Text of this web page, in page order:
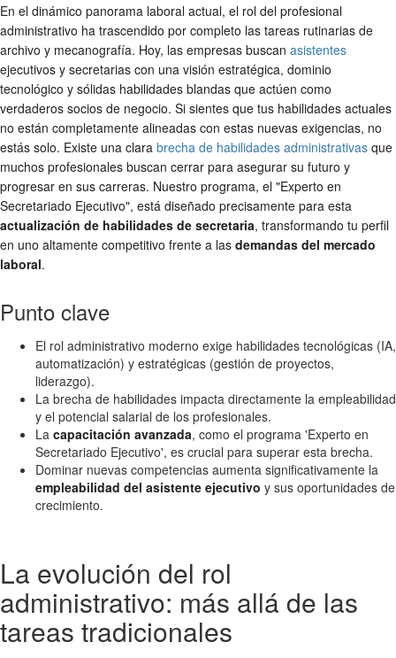
En el dinámico panorama laboral actual, el rol del profesional
administrativo ha trascendido por completo las tareas rutinarias de
archivo y mecanografía. Hoy, las empresas buscan asistentes
ejecutivos y secretarias con una visión estratégica, dominio
tecnológico y sólidas habilidades blandas que actúen como
verdaderos socios de negocio. Si sientes que tus habilidades actuales
no están completamente alineadas con estas nuevas exigencias, no
estás solo. Existe una clara brecha de habilidades administrativas que
muchos profesionales buscan cerrar para asegurar su futuro y
progresar en sus carreras. Nuestro programa, el "Experto en
Secretariado Ejecutivo", está diseñado precisamente para esta
actualización de habilidades de secretaria, transformando tu perfil
en uno altamente competitivo frente a las demandas del mercado
laboral.
Punto clave
El rol administrativo moderno exige habilidades tecnológicas (IA,
automatización) y estratégicas (gestión de proyectos,
liderazgo).
La brecha de habilidades impacta directamente la empleabilidad
y el potencial salarial de los profesionales.
La capacitación avanzada, como el programa 'Experto en
Secretariado Ejecutivo', es crucial para superar esta brecha.
Dominar nuevas competencias aumenta significativamente la
empleabilidad del asistente ejecutivo y sus oportunidades de
crecimiento.
La evolución del rol
administrativo: más allá de las
tareas tradicionales